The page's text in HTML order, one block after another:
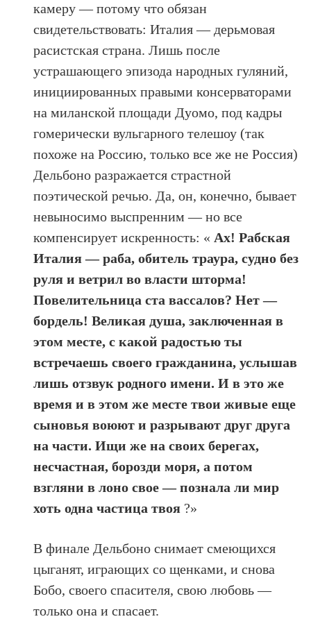
камеру — потому что обязан
свидетельствовать: Италия — дерьмовая
расистская страна. Лишь после
устрашающего эпизода народных гуляний,
инициированных правыми консерваторами
на миланской площади Дуомо, под кадры
гомерически вульгарного телешоу (так
похоже на Россию, только все же не Россия)
Дельбоно разражается страстной
поэтической речью. Да, он, конечно, бывает
невыносимо выспренним — но все
компенсирует искренность: « Ах! Рабская
Италия — раба, обитель траура, судно без
руля и ветрил во власти шторма!
Повелительница ста вассалов? Нет —
бордель! Великая душа, заключенная в
этом месте, с какой радостью ты
встречаешь своего гражданина, услышав
лишь отзвук родного имени. И в это же
время и в этом же месте твои живые еще
сыновья воюют и разрывают друг друга
на части. Ищи же на своих берегах,
несчастная, борозди моря, а потом
взгляни в лоно свое — познала ли мир
хоть одна частица твоя ?»
В финале Дельбоно снимает смеющихся
цыганят, играющих со щенками, и снова
Бобо, своего спасителя, свою любовь —
только она и спасает.